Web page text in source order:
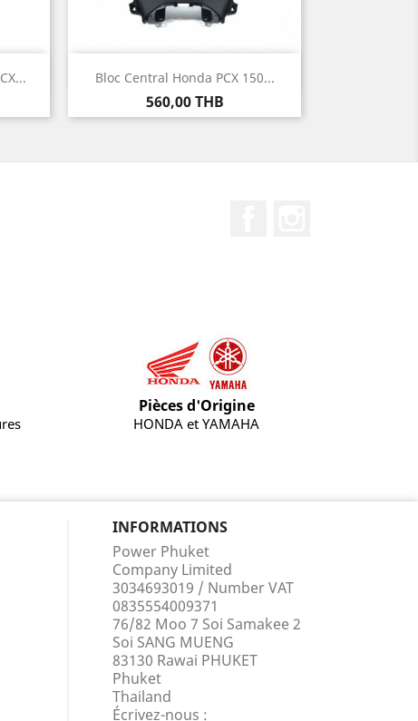
Bloc Central Honda PCX 150...
Prix
560,00 THB
Aperçu rapide
Pièces d'Origine
HONDA et YAMAHA
INFORMATIONS
Power Phuket
Company Limited
3034693019 / Number VAT
0835554009371
76/82 Moo 7 Soi Samakee 2
Soi SANG MUENG
83130 Rawai PHUKET
Phuket
Thailand
Écrivez-nous :